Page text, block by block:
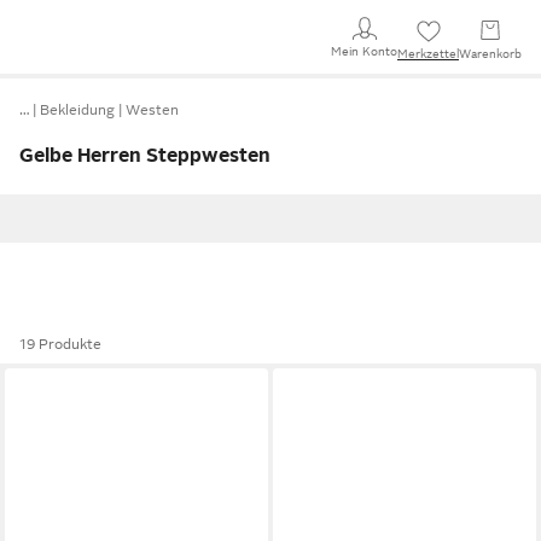
Mein KontoMerkzettel Warenkorb
… Bekleidung Westen
Gelbe Herren Steppwesten
19 Produkte